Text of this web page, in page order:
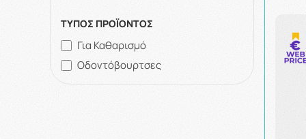
ΤΥΠΟΣ ΠΡΟΪΟΝΤΟΣ
Για Καθαρισμό
Οδοντόβουρτσες